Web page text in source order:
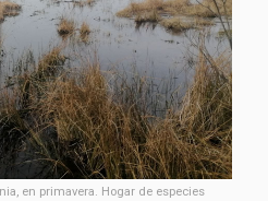
en primavera. Hogar de especies